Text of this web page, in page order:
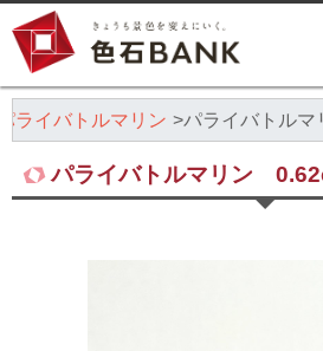
ライバトルマリン パライバトル
パライバトルマリン